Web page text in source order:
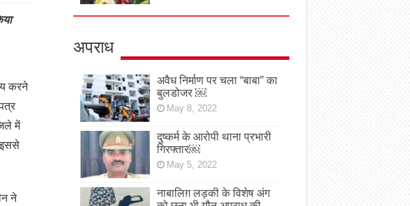
करने
में
इससे
ने
अपराध
अवैध निर्माण पर चला “बाबा” का
बुलडोजर ￼
May 8, 2022
दुष्कर्म के आरोपी थाना प्रभारी
गिरफ्तार￼
May 5, 2022
नाबालिग़ लड़की के विशेष अंग